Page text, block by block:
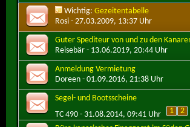
Wichtig: Gezeitentabelle
Rosi - 27.03.2009, 13:37 Uhr
Guter Spediteur von und zu den
Reisebär - 13.06.2019, 20:44 Uhr
Anmeldung Vermietung
Doreen - 01.09.2016, 21:38 Uhr
Segel- und Bootsscheine
TC 490 - 31.08.2014, 09:41 Uhr 1
2